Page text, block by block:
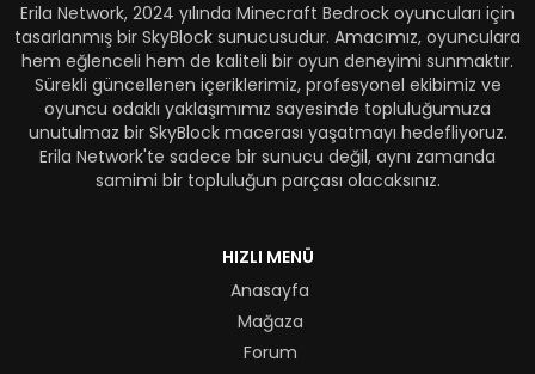
Erila Network, 2024 yılında Minecraft Bedrock oyuncuları için
tasarlanmış bir SkyBlock sunucusudur. Amacımız, oyunculara
hem eğlenceli hem de kaliteli bir oyun deneyimi sunmaktır.
Sürekli güncellenen içeriklerimiz, profesyonel ekibimiz ve
oyuncu odaklı yaklaşımımız sayesinde topluluğumuza
unutulmaz bir SkyBlock macerası yaşatmayı hedefliyoruz.
Erila Network'te sadece bir sunucu değil, aynı zamanda
samimi bir topluluğun parçası olacaksınız.
HIZLI MENÜ
Anasayfa
Mağaza
Forum